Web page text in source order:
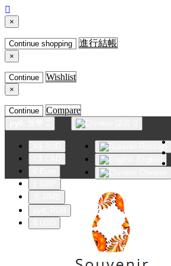
×
Continue shopping 進行結帳
×
Continue Wishlist
×
Continue Compare
Russian